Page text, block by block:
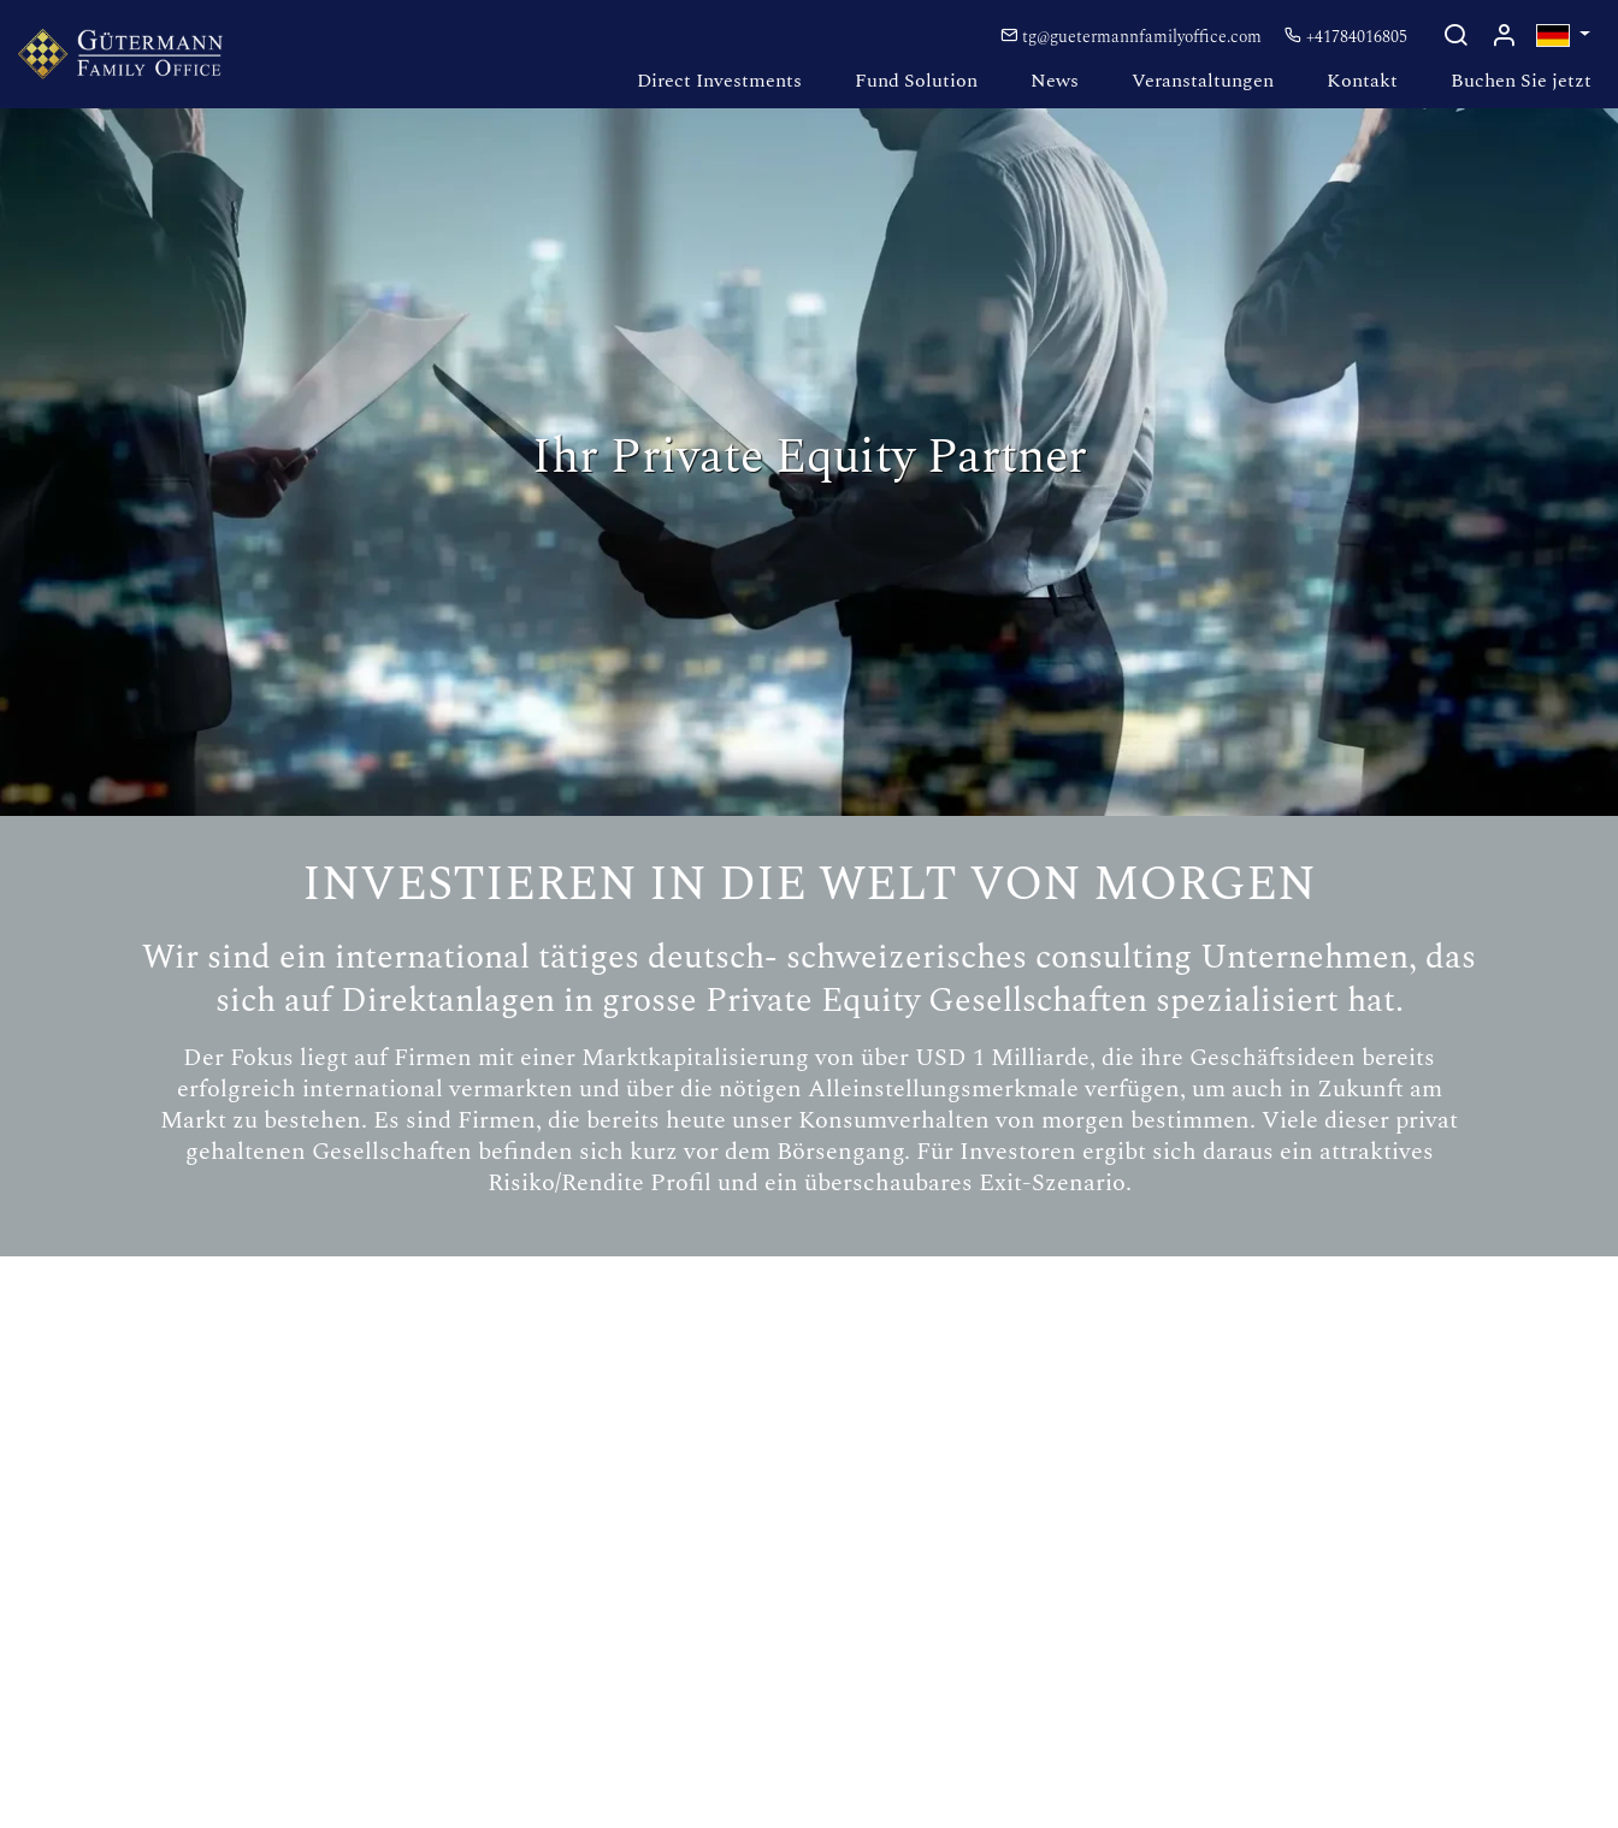
tg@guetermannfamilyoffice.com +41784016805
Direct Investments Fund Solution News Veranstaltungen Kontakt Buchen Sie jetzt
Ihr Private Equity Partner
INVESTIEREN IN DIE WELT VON MORGEN
Wir sind ein international tätiges deutsch- schweizerisches consulting Unternehmen, das
sich auf Direktanlagen in grosse Private Equity Gesellschaften spezialisiert hat.
Der Fokus liegt auf Firmen mit einer Marktkapitalisierung von über USD 1 Milliarde, die ihre Geschäftsideen bereits
erfolgreich international vermarkten und über die nötigen Alleinstellungsmerkmale verfügen, um auch in Zukunft am
Markt zu bestehen. Es sind Firmen, die bereits heute unser Konsumverhalten von morgen bestimmen. Viele dieser privat
gehaltenen Gesellschaften befinden sich kurz vor dem Börsengang. Für Investoren ergibt sich daraus ein attraktives
Risiko/Rendite Profil und ein überschaubares Exit-Szenario.